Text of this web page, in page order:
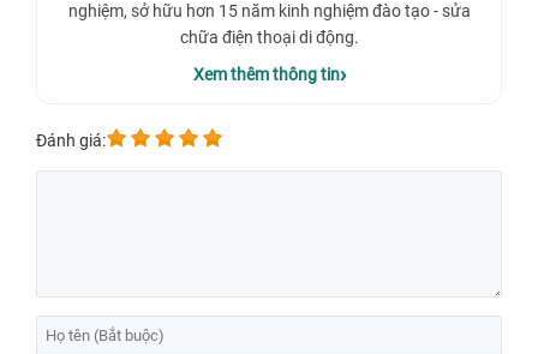
nghiệm, sở hữu hơn 15 năm kinh nghiệm đào tạo - sửa
chữa điện thoại di động.
Xem thêm thông tin
Đánh giá: